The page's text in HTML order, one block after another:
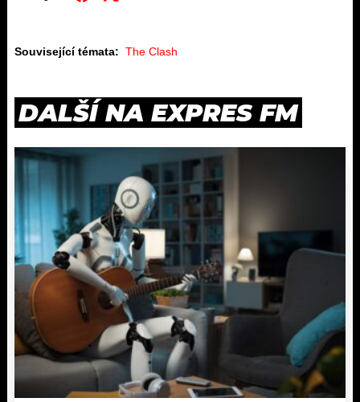
Související témata: The Clash
DALŠÍ NA EXPRES FM